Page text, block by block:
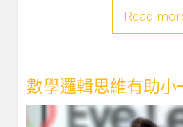
Read
數學邏輯思維有助小